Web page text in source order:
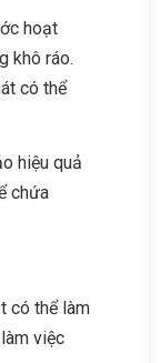
hoạt
khô ráo.
có thể
hiệu quả
chứa
có thể làm
việc